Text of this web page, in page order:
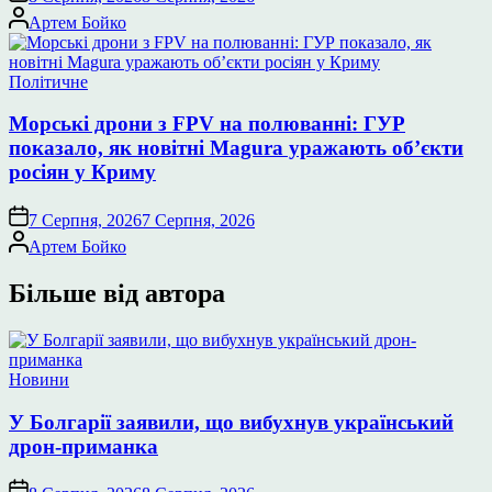
Опубліковано
Артем Бойко
Опублікувати
Політичне
Морські дрони з FPV на полюванні: ГУР
показало, як новітні Magura уражають об’єкти
росіян у Криму
7 Серпня, 20267 Серпня, 2026
Опубліковано
Артем Бойко
Більше від автора
Опублікувати
Новини
У Болгарії заявили, що вибухнув український
дрон-приманка